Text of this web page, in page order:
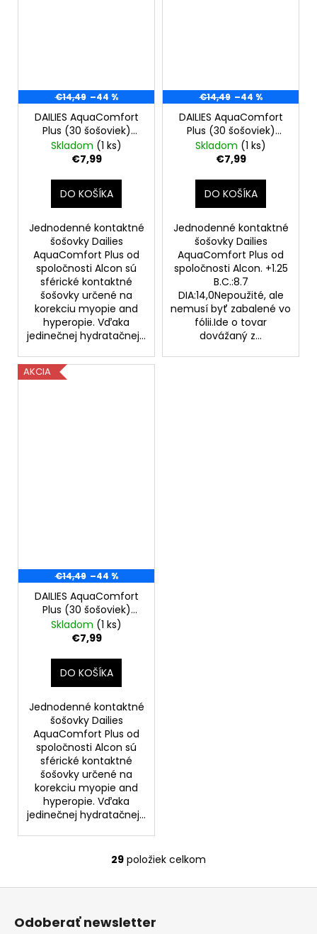
€14,49 –44 %
DAILIES AquaComfort
Plus (30 šošoviek)
-4.50
Skladom (1 ks)
€7,99
DO KOŠÍKA
Jednodenné kontaktné
šošovky Dailies
AquaComfort Plus od
spoločnosti Alcon sú
sférické kontaktné
šošovky určené na
korekciu myopie and
hyperopie. Vďaka
jedinečnej hydratačnej...
€14,49 –44 %
DAILIES AquaComfort
Plus (30 šošoviek)
+1.25
Skladom (1 ks)
€7,99
DO KOŠÍKA
Jednodenné kontaktné
šošovky Dailies
AquaComfort Plus od
spoločnosti Alcon. +1.25
B.C.:8.7
DIA:14,0Nepoužité, ale
nemusí byť zabalené vo
fólii.Ide o tovar
dovážaný z...
AKCIA
€14,49 –44 %
DAILIES AquaComfort
Plus (30 šošoviek)
+4.50
Skladom (1 ks)
€7,99
DO KOŠÍKA
Jednodenné kontaktné
šošovky Dailies
AquaComfort Plus od
spoločnosti Alcon sú
sférické kontaktné
šošovky určené na
korekciu myopie and
hyperopie. Vďaka
jedinečnej hydratačnej...
O
v
29 položiek celkom
Odoberať newsletter